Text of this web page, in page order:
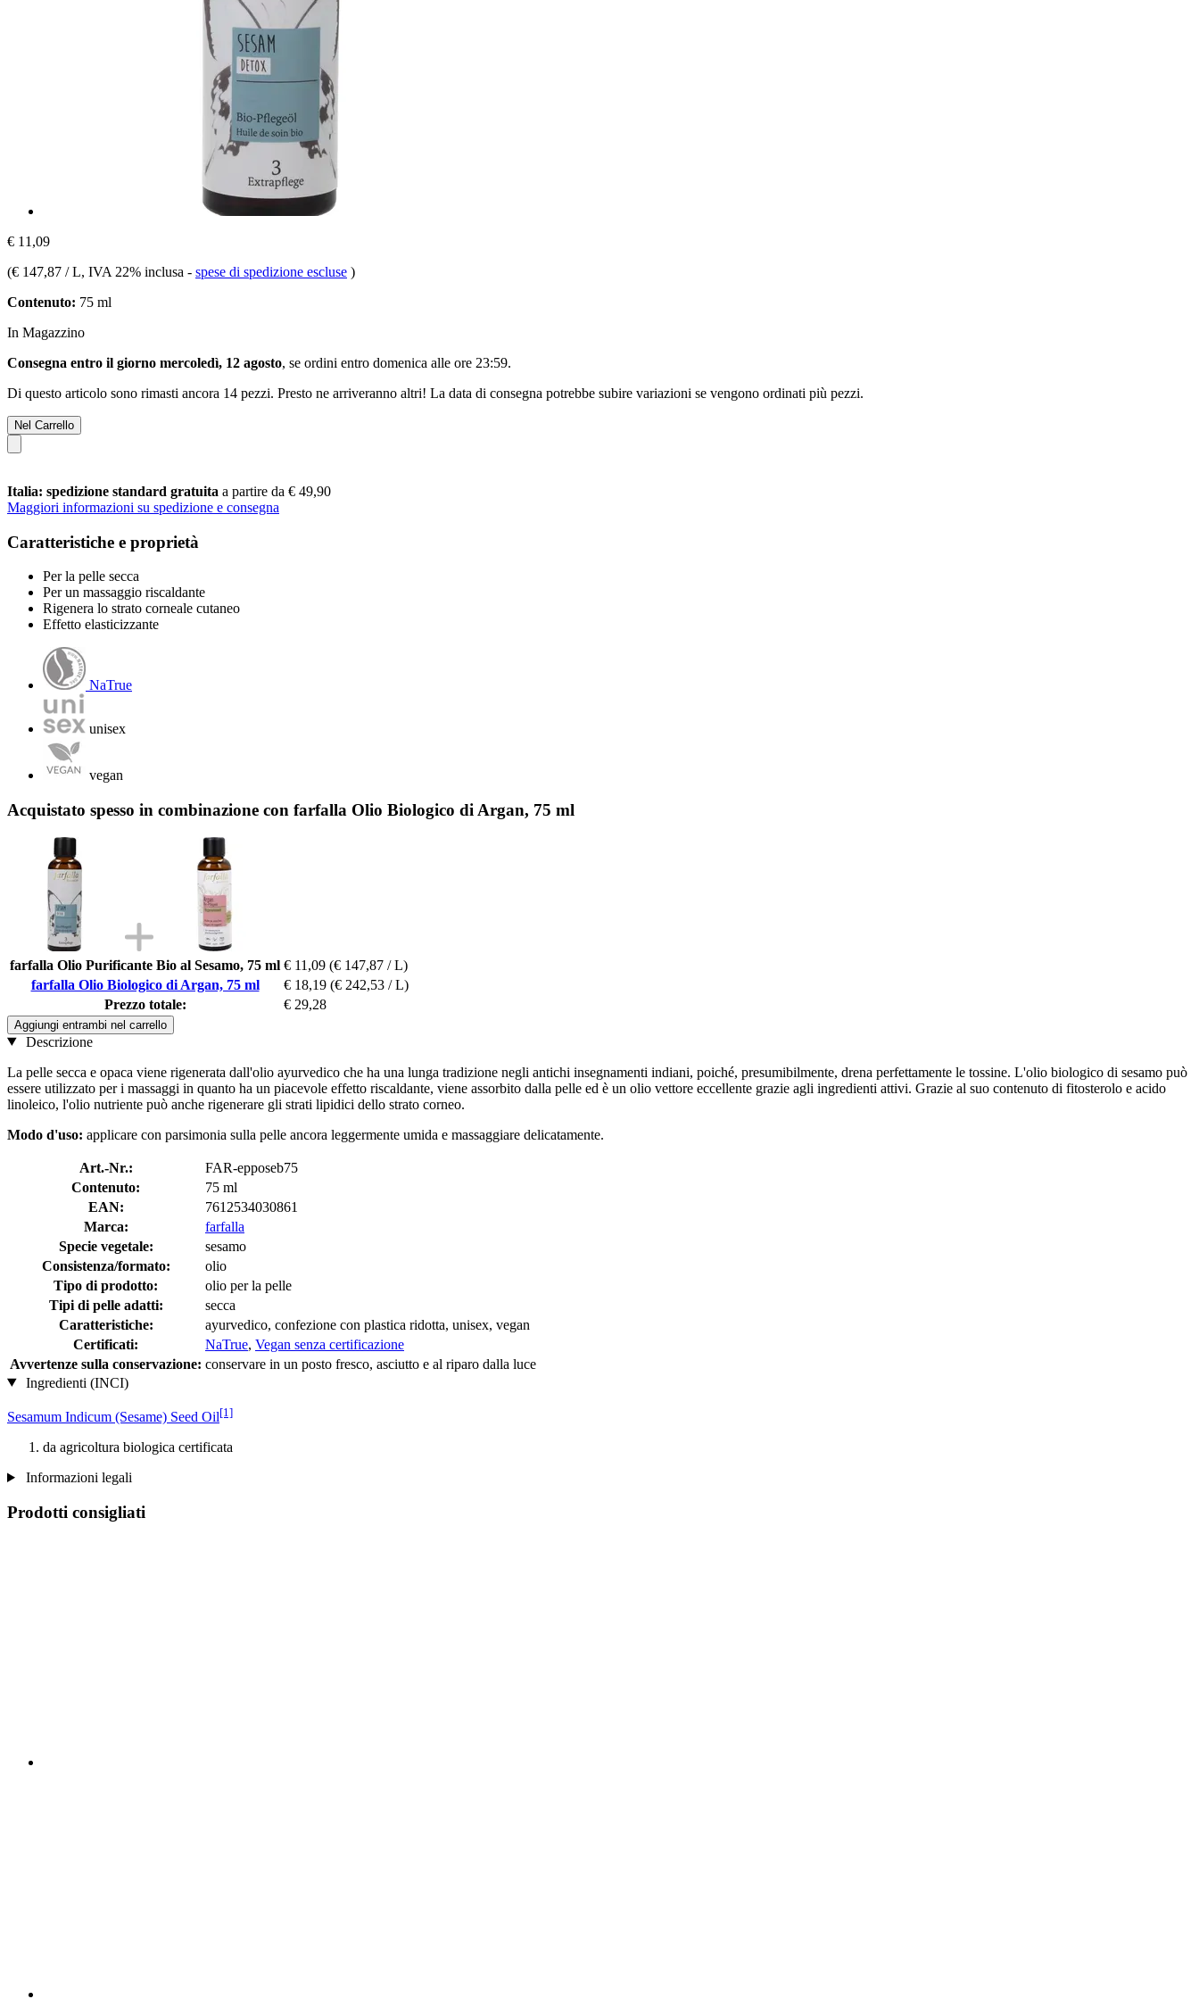
€ 11,09
(€ 147,87 / L, IVA 22% inclusa - spese di spedizione escluse )
Contenuto: 75 ml
In Magazzino
Consegna entro il giorno mercoledì, 12 agosto, se ordini entro domenica alle ore 23:59.
Di questo articolo sono rimasti ancora 14 pezzi. Presto ne arriveranno altri! La data di consegna potrebbe subire variazioni se vengono ordinati più pezzi.
Nel Carrello
Italia: spedizione standard gratuita a partire da € 49,90
Maggiori informazioni su spedizione e consegna
Caratteristiche e proprietà
Per la pelle secca
Per un massaggio riscaldante
Rigenera lo strato corneale cutaneo
Effetto elasticizzante
NaTrue
unisex
vegan
Acquistato spesso in combinazione con farfalla Olio Biologico di Argan, 75 ml
farfalla Olio Purificante Bio al Sesamo, 75 ml € 11,09 (€ 147,87 / L)
farfalla Olio Biologico di Argan, 75 ml
€ 18,19 (€ 242,53 / L)
Prezzo totale:
€ 29,28
Aggiungi entrambi nel carrello
Descrizione
La pelle secca e opaca viene rigenerata dall'olio ayurvedico che ha una lunga tradizione negli antichi insegnamenti indiani, poiché, presumibilmente, drena perfettamente le tossine. L'olio biologico di sesamo può
essere utilizzato per i massaggi in quanto ha un piacevole effetto riscaldante, viene assorbito dalla pelle ed è un olio vettore eccellente grazie agli ingredienti attivi. Grazie al suo contenuto di fitosterolo e acido
linoleico, l'olio nutriente può anche rigenerare gli strati lipidici dello strato corneo.
Modo d'uso: applicare con parsimonia sulla pelle ancora leggermente umida e massaggiare delicatamente.
Art.-Nr.:
FAR-epposeb75
Contenuto:
75 ml
EAN:
7612534030861
Marca:
farfalla
Specie vegetale:
sesamo
Consistenza/formato:
olio
Tipo di prodotto:
olio per la pelle
Tipi di pelle adatti:
secca
Caratteristiche:
ayurvedico, confezione con plastica ridotta, unisex, vegan
Certificati:
NaTrue, Vegan senza certificazione
Avvertenze sulla conservazione: conservare in un posto fresco, asciutto e al riparo dalla luce
Ingredienti (INCI)
Sesamum Indicum (Sesame) Seed Oil[1]
da agricoltura biologica certificata
Informazioni legali
Prodotti consigliati